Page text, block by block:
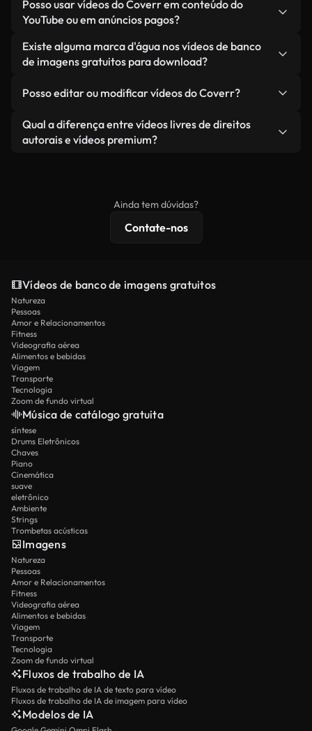
como LCP.
um vídeo personalizado para você em segundos,
alinhado com nossos padrões de licenciamento.
nossa biblioteca são livres de direitos autorais e
embora isso seja sempre bem-vindo.
Posso usar vídeos do Coverr em conteúdo do
YouTube ou em anúncios pagos?
Sim. Todas as imagens de arquivo da Coverr
podem ser usadas em vídeos monetizados do
de clientes — desde que você não esteja
como um produto independente.
Existe alguma marca d'água nos vídeos de banco
de imagens gratuitos para download?
reais ou gerados por IA — inclui marcas d'água.
Você recebe imagens limpas e prontas para usar.
Posso editar ou modificar vídeos do Coverr?
Sim. Você pode cortar, recortar ou remixar nossos
vídeos livremente. Apenas certifique-se de que o
Qual a diferença entre vídeos livres de direitos
autorais e vídeos premium?
licenciamento estendidas.
Ainda tem dúvidas?
Contate-nos
Vídeos de banco de imagens gratuitos
Natureza
Pessoas
Amor e Relacionamentos
Fitness
Videografia aérea
Alimentos e bebidas
Viagem
Transporte
Tecnologia
Zoom de fundo virtual
Música de catálogo gratuita
síntese
Drums Eletrônicos
Chaves
Piano
Cinemática
suave
eletrônico
Ambiente
Strings
Trombetas acústicas
Imagens
Natureza
Pessoas
Amor e Relacionamentos
Fitness
Videografia aérea
Alimentos e bebidas
Viagem
Transporte
Tecnologia
Zoom de fundo virtual
Fluxos de trabalho de IA
Fluxos de trabalho de IA de texto para vídeo
Fluxos de trabalho de IA de imagem para vídeo
Modelos de IA